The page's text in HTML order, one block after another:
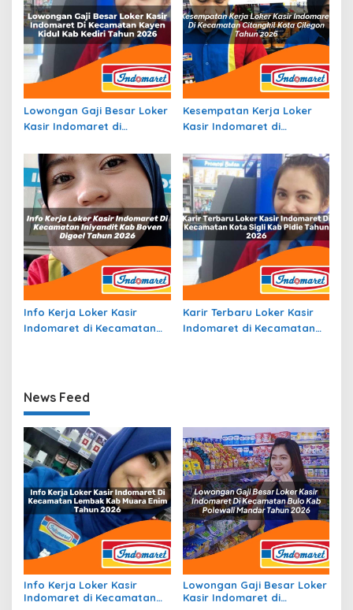
Lowongan Gaji Besar Loker
Kasir Indomaret di
Kab. Kediri Tahun 2026
Kesempatan Kerja Loker
Kasir Indomaret di
Cilegon Tahun 2026
Info Kerja Loker Kasir
Indomaret di Kecamatan
Karir Terbaru Loker Kasir
Indomaret di Kecamatan
News Feed
Info Kerja Loker Kasir
Indomaret di Kecamatan
Lowongan Gaji Besar Loker
Kasir Indomaret di